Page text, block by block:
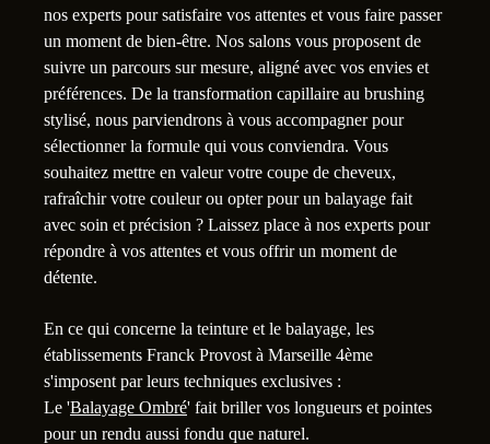
nos experts pour satisfaire vos attentes et vous faire passer
un moment de bien-être. Nos salons vous proposent de
suivre un parcours sur mesure, aligné avec vos envies et
préférences. De la transformation capillaire au brushing
stylisé, nous parviendrons à vous accompagner pour
sélectionner la formule qui vous conviendra. Vous
souhaitez mettre en valeur votre coupe de cheveux,
rafraîchir votre couleur ou opter pour un balayage fait
avec soin et précision ? Laissez place à nos experts pour
répondre à vos attentes et vous offrir un moment de
détente.
En ce qui concerne la teinture et le balayage, les
établissements Franck Provost à Marseille 4ème
s'imposent par leurs techniques exclusives :
Le 'Balayage Ombré' fait briller vos longueurs et pointes
pour un rendu aussi fondu que naturel.